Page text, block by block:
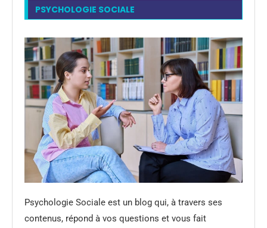
PSYCHOLOGIE SOCIALE
Psychologie Sociale est un blog qui, à travers ses
contenus, répond à vos questions et vous fait